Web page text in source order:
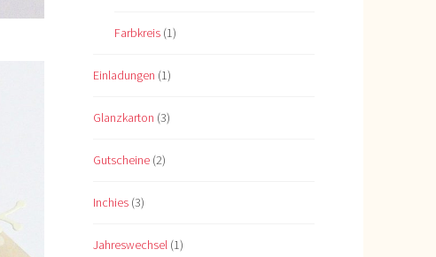
Farbkreis (1)
Einladungen (1)
Glanzkarton (3)
Gutscheine (2)
Inchies (3)
Jahreswechsel (1)